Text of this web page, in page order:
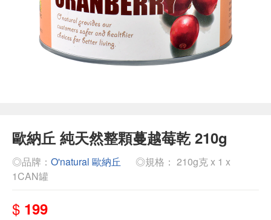
歐納丘 純天然整顆蔓越莓乾 210g
◎品牌： O'natural 歐納丘
◎規格： 210g克 x 1 x
1CAN罐
$ 199